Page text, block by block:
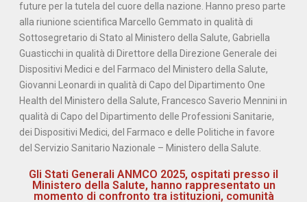
future per la tutela del cuore della nazione. Hanno preso parte
alla riunione scientifica Marcello Gemmato in qualità di
Sottosegretario di Stato al Ministero della Salute, Gabriella
Guasticchi in qualità di Direttore della Direzione Generale dei
Dispositivi Medici e del Farmaco del Ministero della Salute,
Giovanni Leonardi in qualità di Capo del Dipartimento One
Health del Ministero della Salute, Francesco Saverio Mennini in
qualità di Capo del Dipartimento delle Professioni Sanitarie,
dei Dispositivi Medici, del Farmaco e delle Politiche in favore
del Servizio Sanitario Nazionale – Ministero della Salute.
Gli Stati Generali ANMCO 2025, ospitati presso il
Ministero della Salute, hanno rappresentato un
momento di confronto tra istituzioni, comunità